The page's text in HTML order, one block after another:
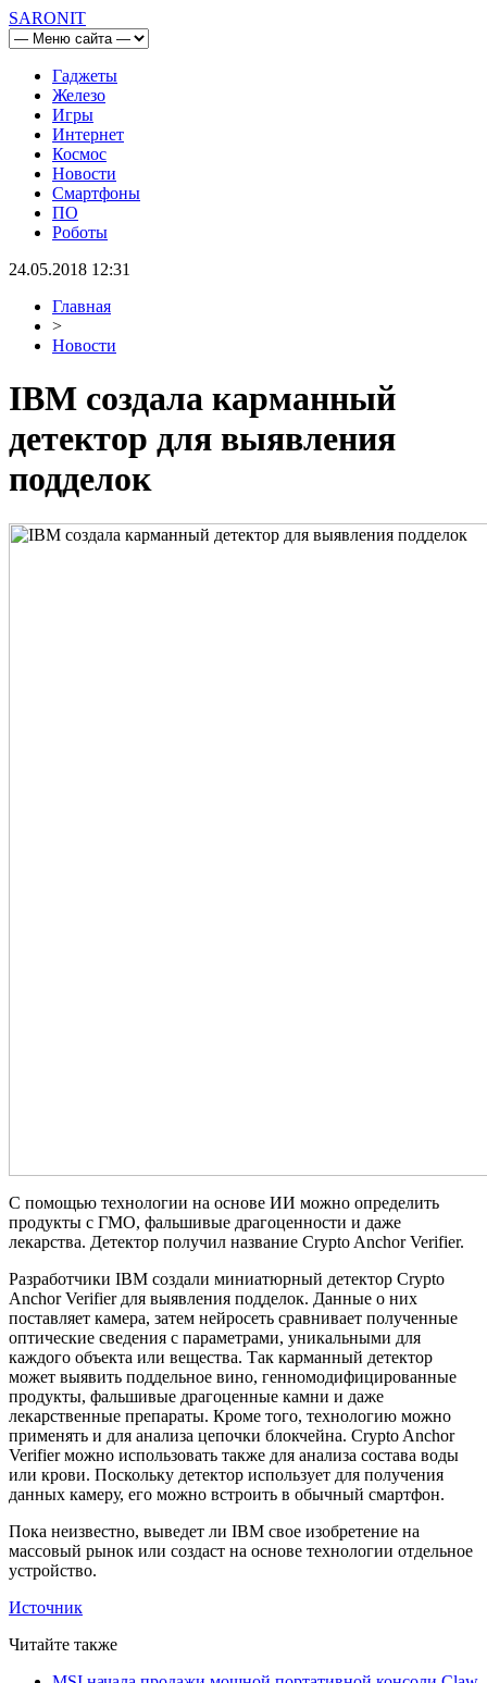
SARONIT
Гаджеты
Железо
Игры
Интернет
Космос
Новости
Смартфоны
ПО
Роботы
24.05.2018 12:31
Главная
>
Новости
IBM создала карманный
детектор для выявления
подделок
С помощью технологии на основе ИИ можно определить
продукты с ГМО, фальшивые драгоценности и даже
лекарства. Детектор получил название Crypto Anchor Verifier.
Разработчики IBM создали миниатюрный детектор Crypto
Anchor Verifier для выявления подделок. Данные о них
поставляет камера, затем нейросеть сравнивает полученные
оптические сведения с параметрами, уникальными для
каждого объекта или вещества. Так карманный детектор
может выявить поддельное вино, генномодифицированные
продукты, фальшивые драгоценные камни и даже
лекарственные препараты. Кроме того, технологию можно
применять и для анализа цепочки блокчейна. Crypto Anchor
Verifier можно использовать также для анализа состава воды
или крови. Поскольку детектор использует для получения
данных камеру, его можно встроить в обычный смартфон.
Пока неизвестно, выведет ли IBM свое изобретение на
массовый рынок или создаст на основе технологии отдельное
устройство.
Источник
Читайте также